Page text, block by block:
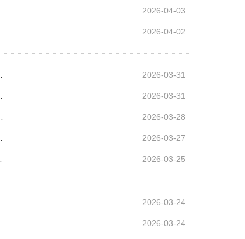
2026-04-03
2026-04-02
2026-03-31
2026-03-31
2026-03-28
2026-03-27
2026-03-25
2026-03-24
2026-03-24